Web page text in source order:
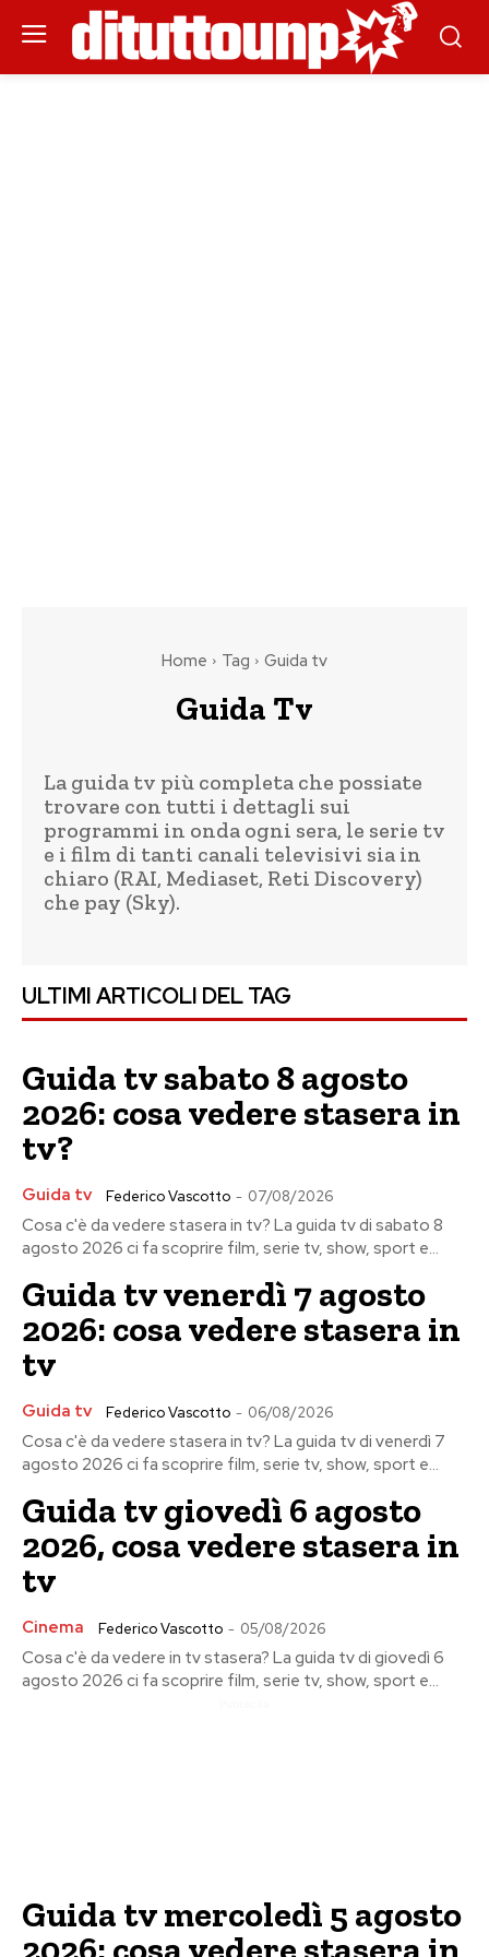
Home Tag Guida tv
Guida Tv
La guida tv più completa che possiate
trovare con tutti i dettagli sui
programmi in onda ogni sera, le serie tv
e i film di tanti canali televisivi sia in
chiaro (RAI, Mediaset, Reti Discovery)
che pay (Sky).
ULTIMI ARTICOLI DEL TAG
Guida tv sabato 8 agosto
2026: cosa vedere stasera in
tv?
Guida tv Federico Vascotto - 07/08/2026
Cosa c'è da vedere stasera in tv? La guida tv di sabato 8
agosto 2026 ci fa scoprire film, serie tv, show, sport e...
Guida tv venerdì 7 agosto
2026: cosa vedere stasera in
tv
Guida tv Federico Vascotto - 06/08/2026
Cosa c'è da vedere stasera in tv? La guida tv di venerdì 7
agosto 2026 ci fa scoprire film, serie tv, show, sport e...
Guida tv giovedì 6 agosto
2026, cosa vedere stasera in
tv
Cinema Federico Vascotto - 05/08/2026
Cosa c'è da vedere in tv stasera? La guida tv di giovedì 6
agosto 2026 ci fa scoprire film, serie tv, show, sport e...
Guida tv mercoledì 5 agosto